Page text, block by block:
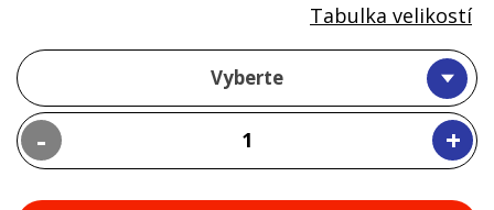
Vyberte
- +
Tabulka velikostí